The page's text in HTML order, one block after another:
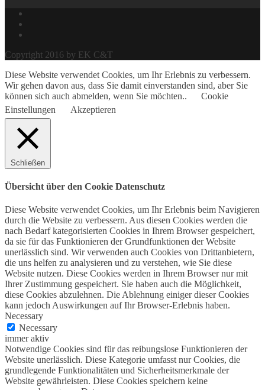
Copyright 2016 by EK C&T
Diese Website verwendet Cookies, um Ihr Erlebnis zu verbessern.
Wir gehen davon aus, dass Sie damit einverstanden sind, aber Sie
können sich auch abmelden, wenn Sie möchten..
Cookie
Einstellungen
Akzeptieren
Schließen
Übersicht über den Cookie Datenschutz
Diese Website verwendet Cookies, um Ihr Erlebnis beim Navigieren
durch die Website zu verbessern. Aus diesen Cookies werden die
nach Bedarf kategorisierten Cookies in Ihrem Browser gespeichert,
da sie für das Funktionieren der Grundfunktionen der Website
unerlässlich sind. Wir verwenden auch Cookies von Drittanbietern,
die uns helfen zu analysieren und zu verstehen, wie Sie diese
Website nutzen. Diese Cookies werden in Ihrem Browser nur mit
Ihrer Zustimmung gespeichert. Sie haben auch die Möglichkeit,
diese Cookies abzulehnen. Die Ablehnung einiger dieser Cookies
kann jedoch Auswirkungen auf Ihr Browser-Erlebnis haben.
Necessary
Necessary
immer aktiv
Notwendige Cookies sind für das reibungslose Funktionieren der
Website unerlässlich. Diese Kategorie umfasst nur Cookies, die
grundlegende Funktionalitäten und Sicherheitsmerkmale der
Website gewährleisten. Diese Cookies speichern keine